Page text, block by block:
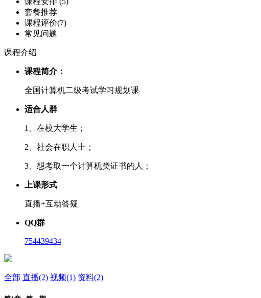
套餐推荐
课程评价(7)
常见问题
课程介绍
课程简介：
全国计算机二级考试学习规划课
适合人群
1、在校大学生；
2、社会在职人士；
3、想考取一个计算机类证书的人；
上课形式
直播+互动答疑
QQ群
754439434
全部 直播(2) 视频(1) 资料(2)